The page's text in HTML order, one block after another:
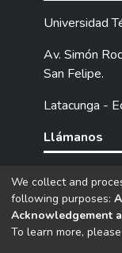
Universidad
Av. Simón
San Felipe.
Latacunga -
Llámanos
Tel: (593)
DSpace
Cookie
We collect and
following purposes:
Acknowledgement
To learn more,